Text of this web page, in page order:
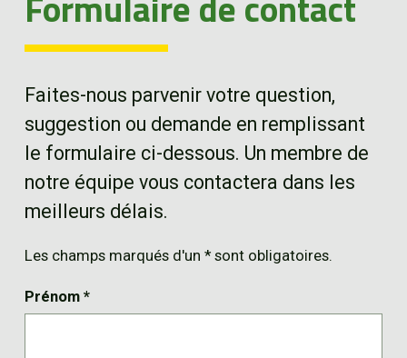
Faites-nous parvenir votre question,
suggestion ou demande en remplissant
le formulaire ci-dessous. Un membre de
notre équipe vous contactera dans les
meilleurs délais.
Les champs marqués d'un * sont obligatoires.
Prénom *